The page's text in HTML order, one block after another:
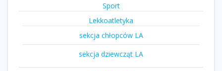
Sport
Lekkoatletyka
sekcja chłopców LA
sekcja dziewcząt LA